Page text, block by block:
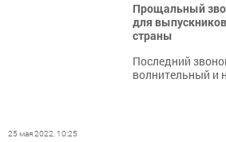
Прощальный
для
страны
Последний
волнительный и
25 мая 2022, 10:25